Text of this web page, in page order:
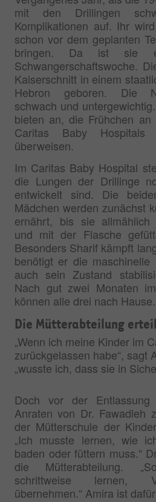
mit den Drillingen
Komplikationen auf. Ihr
schon vor dem geplanten
bringen. Da ist sie
Schwangerschaftswoche.
Kaiserschnitt in einem
Hebron geboren. Die
schwach und
bieten an, die Frühchen
Caritas Baby
überweisen.
Im Caritas Baby Hospital
die Lungen der Drillinge
entwickelt sind. Die
Mädchen werden zunächst
ernährt, bis sie allmählich
und mit der Flasche
Besonders Sharif kämpft
benötigt er die maschinelle
auch sein Zustand
Nach gut zwei Monaten
können alle drei nach Hause.
Die Mütterabteilung
„Wenn ich meine Kinder im
zurückgelassen habe“, sagt
„wusste ich, dass sie in
Doch vor der
Anraten von Dr. Fawadleh
der Mütterschule der
„Ich musste lernen, wie
baden oder füttern muss.“
die Mütterabteilung.
schrittweise lernen,
übernehmen.“ Amira ist